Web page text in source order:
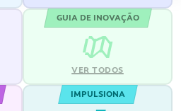
GUIA DE INOVAÇÃO
VER TODOS
IMPULSIONA